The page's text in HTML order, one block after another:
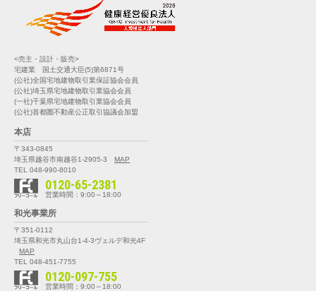
<売主・設計・販売>
宅建業 国土交通大臣(5)第6871号
(公社)全国宅地建物取引業保証協会会員
(公社)埼玉県宅地建物取引業協会会員
(一社)千葉県宅地建物取引業協会会員
(公社)首都圏不動産公正取引協議会加盟
本店
〒343-0845
埼玉県越谷市南越谷1-2905-3
MAP
TEL 048-990-8010
0120-65-2381
営業時間：9:00～18:00
和光事業所
〒351-0112
埼玉県和光市丸山台1-4-3ヴェルデ和光4F
MAP
TEL 048-451-7755
0120-097-755
営業時間：9:00～18:00